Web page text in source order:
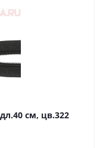
см, цв.322